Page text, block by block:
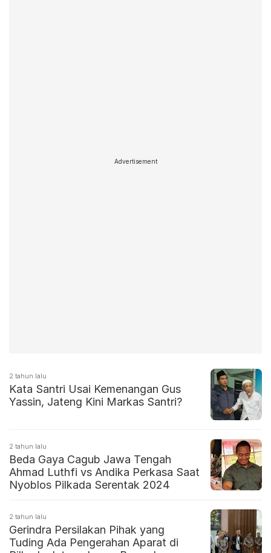
Advertisement
2 tahun lalu
Kata Santri Usai Kemenangan Gus
Yassin, Jateng Kini Markas Santri?
2 tahun lalu
Beda Gaya Cagub Jawa Tengah
Ahmad Luthfi vs Andika Perkasa Saat
Nyoblos Pilkada Serentak 2024
2 tahun lalu
Gerindra Persilakan Pihak yang
Tuding Ada Pengerahan Aparat di